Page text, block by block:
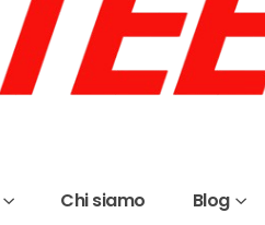
Chi siamo Blog